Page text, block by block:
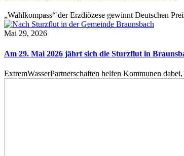
„Wahlkompass“ der Erzdiözese gewinnt Deutschen
Mai 29, 2026
Am 29. Mai 2026 jährt sich die Sturzflut in
ExtremWasserPartnerschaften helfen Kommunen